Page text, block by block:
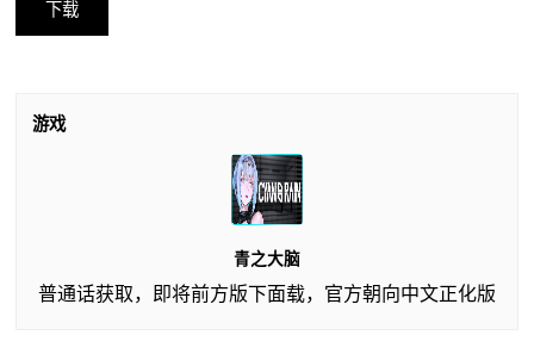
下载
游戏
青之大脑
普通话获取，即将前方版下面载，官方朝向中文正化版